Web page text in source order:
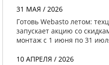
31 МАЯ / 2026
Готовь Webasto летом:
запускает акцию со
монтаж с 1 июня по 31
10 АПРЕЛЯ / 2026